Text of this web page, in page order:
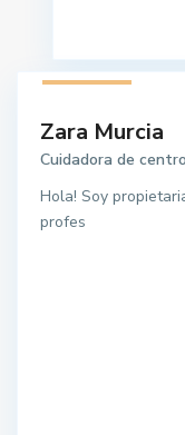
1 listado
Zara Murcia
Cuidadora de
Hola! Soy
profes